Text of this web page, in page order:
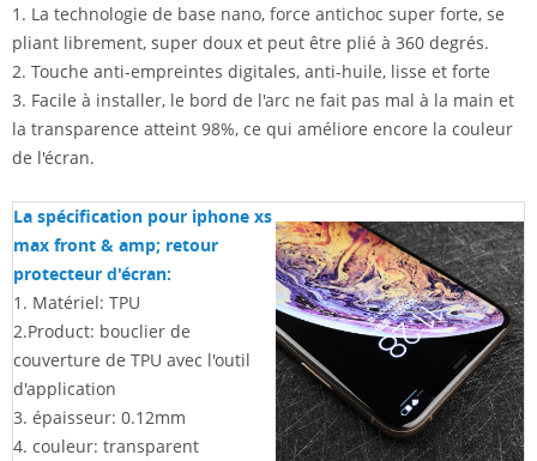
1. La technologie de base nano, force antichoc super forte, se
pliant librement, super doux et peut être plié à 360 degrés.
2. Touche anti-empreintes digitales, anti-huile, lisse et forte
3. Facile à installer, le bord de l'arc ne fait pas mal à la main et
la transparence atteint 98%, ce qui améliore encore la couleur
de l'écran.
La spécification pour iphone xs
max front & amp; retour
protecteur d'écran:
1. Matériel: TPU
2.Product: bouclier de
couverture de TPU avec l'outil
d'application
3. épaisseur: 0.12mm
4. couleur: transparent